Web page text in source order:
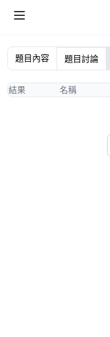
題目內容 題目討論
結果 名稱